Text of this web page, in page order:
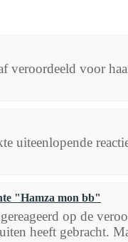
veroordeeld voor
uiteenlopende
"Hamza mon bb"
op de
heeft gebracht.